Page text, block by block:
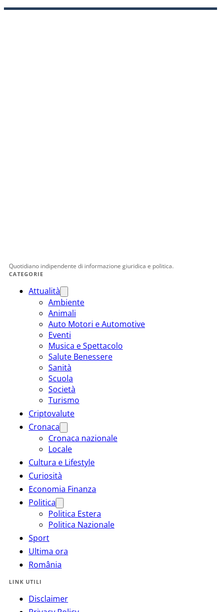
Quotidiano indipendente di informazione giuridica e politica.
CATEGORIE
Attualità
Ambiente
Animali
Auto Motori e Automotive
Eventi
Musica e Spettacolo
Salute Benessere
Sanità
Scuola
Società
Turismo
Criptovalute
Cronaca
Cronaca nazionale
Locale
Cultura e Lifestyle
Curiosità
Economia Finanza
Politica
Politica Estera
Politica Nazionale
Sport
Ultima ora
România
LINK UTILI
Disclaimer